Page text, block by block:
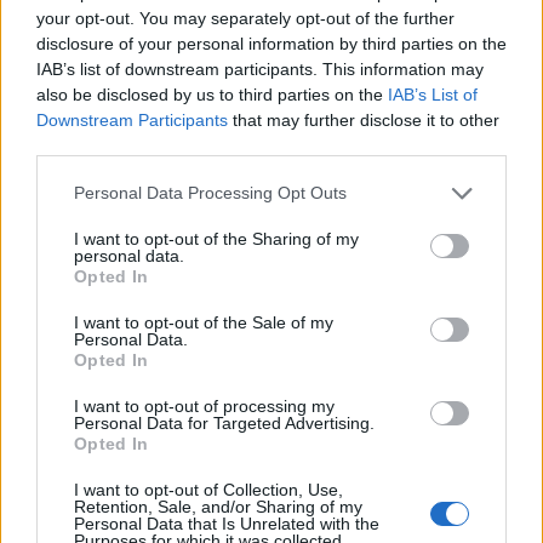
your opt-out. You may separately opt-out of the further
disclosure of your personal information by third parties on the
IAB’s list of downstream participants. This information may
also be disclosed by us to third parties on the IAB’s List of
Downstream Participants that may further disclose it to other
Personal Data Processing Opt Outs
I want to opt-out of the Sharing of my
personal data.
Opted In
I want to opt-out of the Sale of my
Personal Data.
Opted In
I want to opt-out of processing my
Personal Data for Targeted Advertising.
Opted In
I want to opt-out of Collection, Use,
Retention, Sale, and/or Sharing of my
Personal Data that Is Unrelated with the
Белият дом спира проекти за
възобновяема енергия в САЩ
07.08.2026 / 18:00